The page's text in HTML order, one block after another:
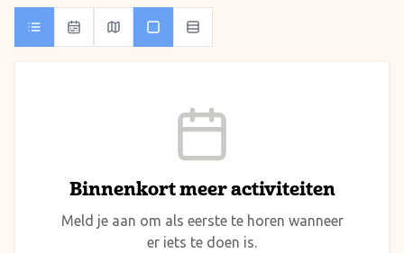
Binnenkort meer activiteiten
Meld je aan om als eerste te horen wanneer
er iets te doen is.